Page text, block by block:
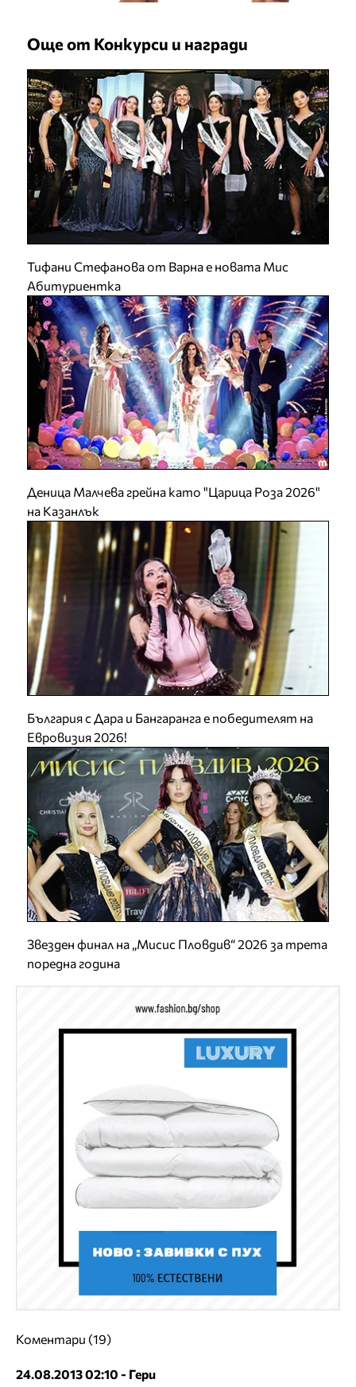
Още от Конкурси и награди
Тифани Стефанова от Варна е новата Мис
Абитуриентка
Деница Малчева грейна като "Царица Роза 2026"
на Казанлък
България с Дара и Бангаранга е победителят на
Евровизия 2026!
Звезден финал на „Мисис Пловдив“ 2026 за трета
поредна година
Коментари (19)
24.08.2013 02:10 - Гери